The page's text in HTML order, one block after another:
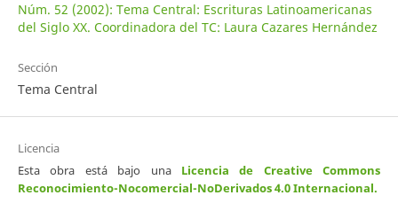
Núm. 52 (2002): Tema Central: Escrituras Latinoamericanas
del Siglo XX. Coordinadora del TC: Laura Cazares Hernández
Sección
Tema Central
Licencia
Esta obra está bajo una Licencia de Creative Commons
Reconocimiento-Nocomercial-NoDerivados 4.0 Internacional.